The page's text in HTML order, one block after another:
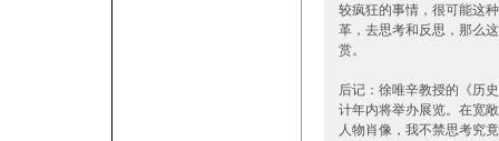
较疯狂的事情，很可能这
革，去思考和反思，那么
赏。
后记：徐唯辛教授的《历
计年内将举办展览。在宽
人物肖像，我不禁思考究